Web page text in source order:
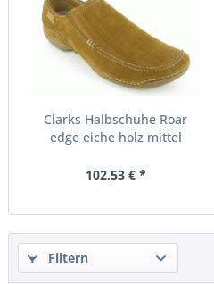
Clarks Halbschuhe Roar
edge eiche holz mittel
102,53 € *
Filtern